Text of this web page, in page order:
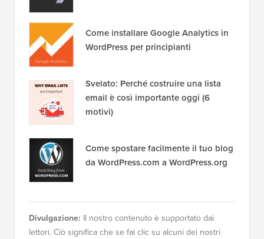
Come installare Google Analytics in
WordPress per principianti
Svelato: Perché costruire una lista
email è così importante oggi (6
motivi)
Come spostare facilmente il tuo blog
da WordPress.com a WordPress.org
Divulgazione: Il nostro contenuto è supportato dai
lettori. Ciò significa che se fai clic su alcuni dei nostri